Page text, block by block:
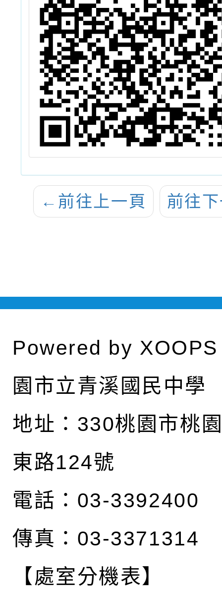
← 前往上一頁 前往
Powered by XOOPS
園市立青溪國民中學
地址： 330桃園市桃
東路124號
電話：03-3392400
傳真：03-3371314
【處室分機表】